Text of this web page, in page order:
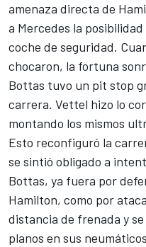
amenaza directa de
a Mercedes la
coche de seguridad.
chocaron, la fortuna
Bottas tuvo un pit stop
carrera. Vettel hizo lo
montando los mismos
Esto reconfiguró la
se sintió obligado a
Bottas, ya fuera por
Hamilton, como por
distancia de frenada y
planos en sus